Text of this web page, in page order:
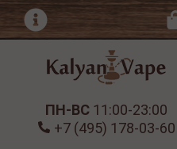
ПН-ВС 11:00-23:00
+7 (495) 178-03-60